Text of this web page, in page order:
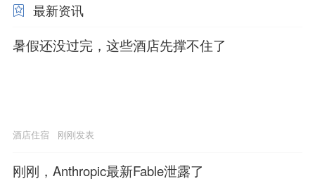
最新资讯
暑假还没过完，这些酒店先撑不住了
酒店住宿 刚刚发表
刚刚，Anthropic最新Fable泄露了